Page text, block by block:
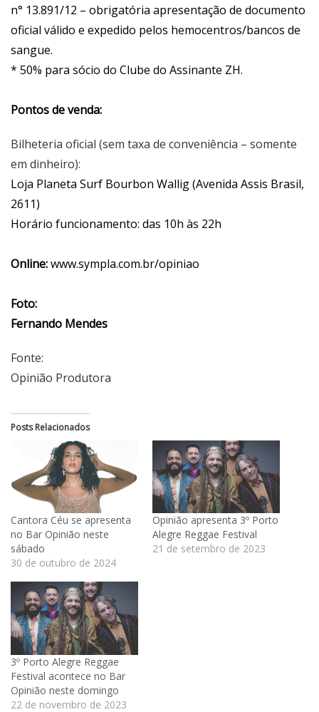
n° 13.891/12 – obrigatória apresentação de documento
oficial válido e expedido pelos hemocentros/bancos de
sangue.
* 50% para sócio do Clube do Assinante ZH.
Pontos de venda:
Bilheteria oficial (sem taxa de conveniência – somente
em dinheiro):
Loja Planeta Surf Bourbon Wallig (Avenida Assis Brasil,
2611)
Horário funcionamento: das 10h às 22h
Online:www.sympla.com.br/opiniao
Foto:
Fernando Mendes
Fonte:
Opinião Produtora
Posts Relacionados
Cantora Céu se apresenta
no Bar Opinião neste
sábado
30 de outubro de 2024
Opinião apresenta 3º Porto
Alegre Reggae Festival
21 de setembro de 2023
3º Porto Alegre Reggae
Festival acontece no Bar
Opinião neste domingo
22 de novembro de 2023